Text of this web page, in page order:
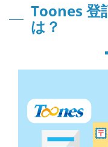
Toones 登
は？